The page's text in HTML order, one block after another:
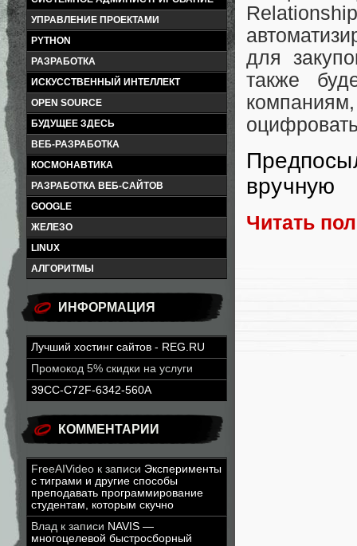
УПРАВЛЕНИЕ ПРОЕКТАМИ
PYTHON
РАЗРАБОТКА
ИСКУССТВЕННЫЙ ИНТЕЛЛЕКТ
OPEN SOURCE
БУДУЩЕЕ ЗДЕСЬ
ВЕБ-РАЗРАБОТКА
КОСМОНАВТИКА
РАЗРАБОТКА ВЕБ-САЙТОВ
GOOGLE
ЖЕЛЕЗО
LINUX
АЛГОРИТМЫ
ИНФОРМАЦИЯ
Лучший хостинг сайтов - REG.RU
Промокод 5% скидки на услуги
39CC-C72F-6342-560A
КОММЕНТАРИИ
FreeAIVideo к записи Эксперименты
с тиграми и другие способы
преподавать программирование
студентам, которым скучно
Влад к записи NAVIS —
многоцелевой быстросборный
для
также
вручную
Читать